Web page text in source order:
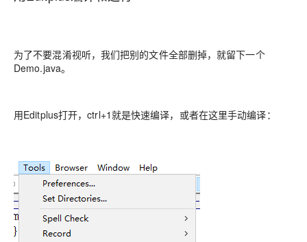
为了不要混淆视听，我们把别的文件全部删掉，就留下一个
Demo.java。
用Editplus打开，ctrl+1就是快速编译，或者在这里手动编译：